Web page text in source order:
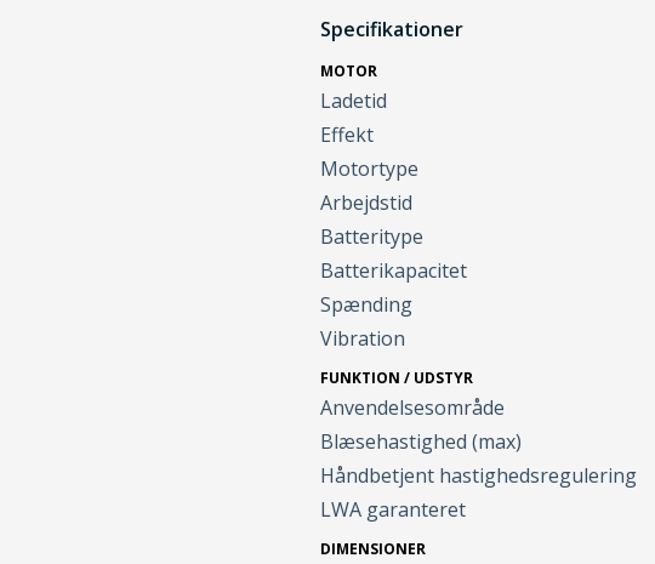
Specifikationer
MOTOR
Ladetid
Effekt
Motortype
Arbejdstid
Batteritype
Batterikapacitet
Spænding
Vibration
FUNKTION / UDSTYR
Anvendelsesområde
Blæsehastighed (max)
Håndbetjent hastighedsregulering
LWA garanteret
DIMENSIONER